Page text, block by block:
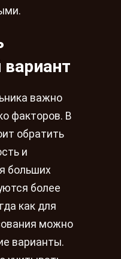
важно
факторов. В
обратить
и
больших
более
как для
можно
варианты.